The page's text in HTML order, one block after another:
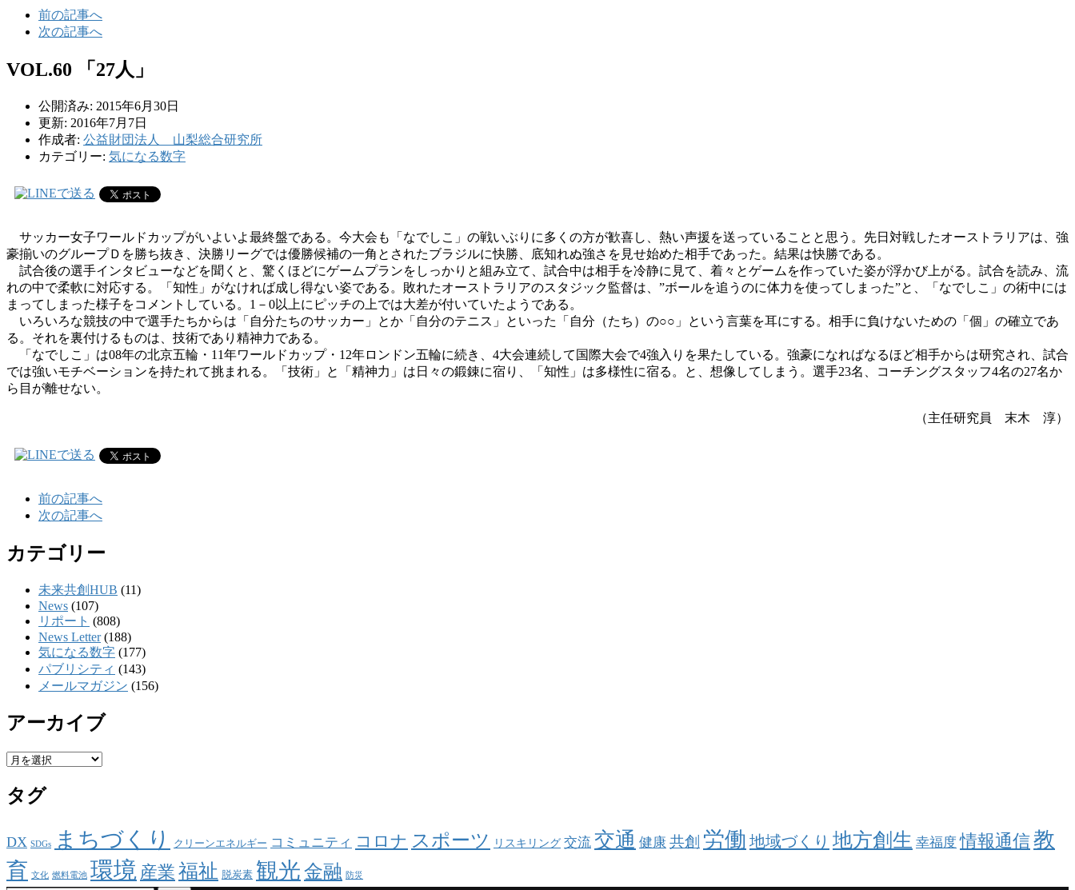
前の記事へ
次の記事へ
VOL.60 「27人」
公開済み: 2015年6月30日
更新: 2016年7月7日
作成者: 公益財団法人 山梨総合研究所
カテゴリー: 気になる数字
サッカー女子ワールドカップがいよいよ最終盤である。今大会も「なでしこ」の戦いぶりに多くの方が歓喜し、熱い声援を送っていることと思う。先日対戦したオーストラリアは、強
豪揃いのグループＤを勝ち抜き、決勝リーグでは優勝候補の一角とされたブラジルに快勝、底知れぬ強さを見せ始めた相手であった。結果は快勝である。
試合後の選手インタビューなどを聞くと、驚くほどにゲームプランをしっかりと組み立て、試合中は相手を冷静に見て、着々とゲームを作っていた姿が浮かび上がる。試合を読み、流
れの中で柔軟に対応する。「知性」がなければ成し得ない姿である。敗れたオーストラリアのスタジック監督は、”ボールを追うのに体力を使ってしまった”と、「なでしこ」の術中には
まってしまった様子をコメントしている。1－0以上にピッチの上では大差が付いていたようである。
いろいろな競技の中で選手たちからは「自分たちのサッカー」とか「自分のテニス」といった「自分（たち）の○○」という言葉を耳にする。相手に負けないための「個」の確立であ
る。それを裏付けるものは、技術であり精神力である。
「なでしこ」は08年の北京五輪・11年ワールドカップ・12年ロンドン五輪に続き、4大会連続して国際大会で4強入りを果たしている。強豪になればなるほど相手からは研究され、試合
では強いモチベーションを持たれて挑まれる。「技術」と「精神力」は日々の鍛錬に宿り、「知性」は多様性に宿る。と、想像してしまう。選手23名、コーチングスタッフ4名の27名か
ら目が離せない。
（主任研究員 末木 淳）
前の記事へ
次の記事へ
カテゴリー
未来共創HUB (11)
News (107)
リポート (808)
News Letter(188)
気になる数字 (177)
パブリシティ (143)
メールマガジン (156)
アーカイブ
ア
カ
イ
タグ
DX SDGs まちづくり クリーンエネルギー コミュニティ コロナ スポーツ リスキリング 交流 交通 健康 共創 労働 地域づくり 地方創生 幸福度 情報通信教
育 文化 燃料電池 環境 産業 福祉 脱炭素 観光金融 防災